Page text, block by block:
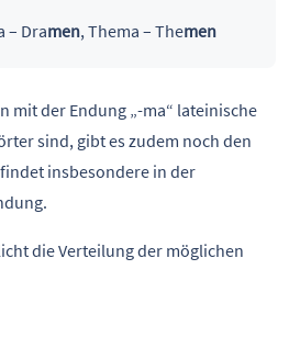
– Dramen, Thema – Themen
mit der Endung „-ma“ lateinische
sind, gibt es zudem noch den
insbesondere in der
die Verteilung der möglichen